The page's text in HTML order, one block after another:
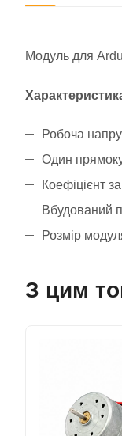
Модуль для
Робоча
Один
Коефіцієнт
Вбудований
Розмір
З цим